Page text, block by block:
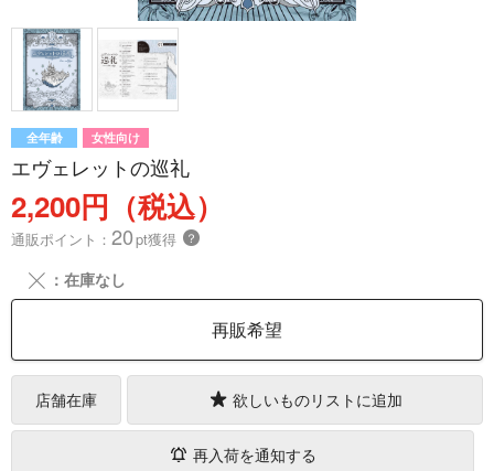
全年齢 女性向け
エヴェレットの巡礼
2,200円（税込）
通販ポイント： 20pt獲得 ？
╳ ：在庫なし
再販希望
店舗在庫 欲しいものリストに追加
再入荷を通知する